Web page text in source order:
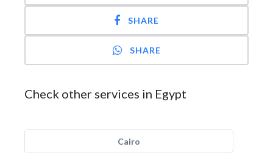
SHARE
SHARE
Check other services in Egypt
Cairo